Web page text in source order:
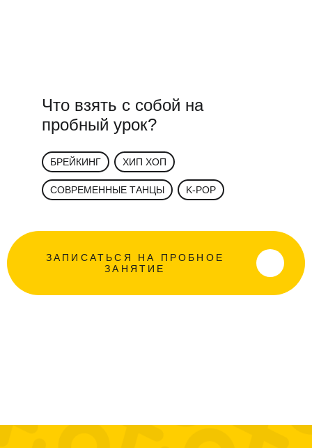
Что взять с собой на
пробный урок?
БРЕЙКИНГ ХИП ХОП
СОВРЕМЕННЫЕ ТАНЦЫ K-POP
ЗАПИСАТЬСЯ НА ПРОБНОЕ
ЗАНЯТИЕ